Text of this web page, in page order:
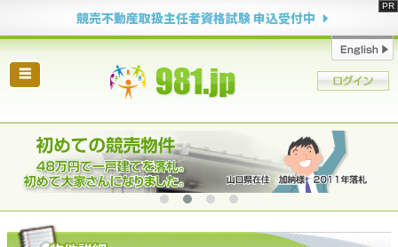
競売不動産取扱主任者資格試験 申込受付中
☰